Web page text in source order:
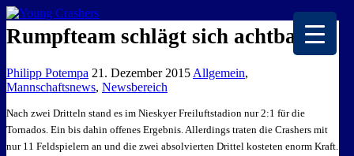
EISKALTE LEIDENSCHAFT
Rumpfteam schlägt sich achtbar
Philipp Potempa 21. Dezember 2015 Allgemein,
Mannschaftsnews, Newsbereich
Nach zwei Dritteln stand es im Nieskyer Freiluftstadion nur 2:1 für die
Tornados. Ein bis dahin offenes Ergebnis. Allerdings traten die Crashers mit
nur 11 Feldspielern an und die zwei absolvierten Drittel kosteten enorm Kraft.